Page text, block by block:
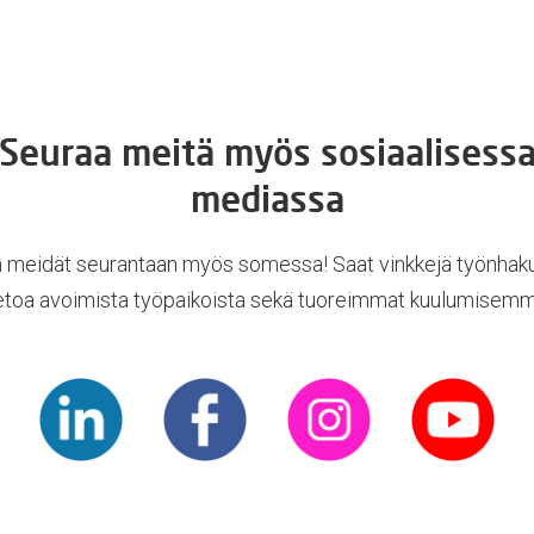
Seuraa meitä myös sosiaalisessa
mediassa
meidät seurantaan myös somessa! Saat vinkkejä
avoimista työpaikoista sekä tuoreimmat